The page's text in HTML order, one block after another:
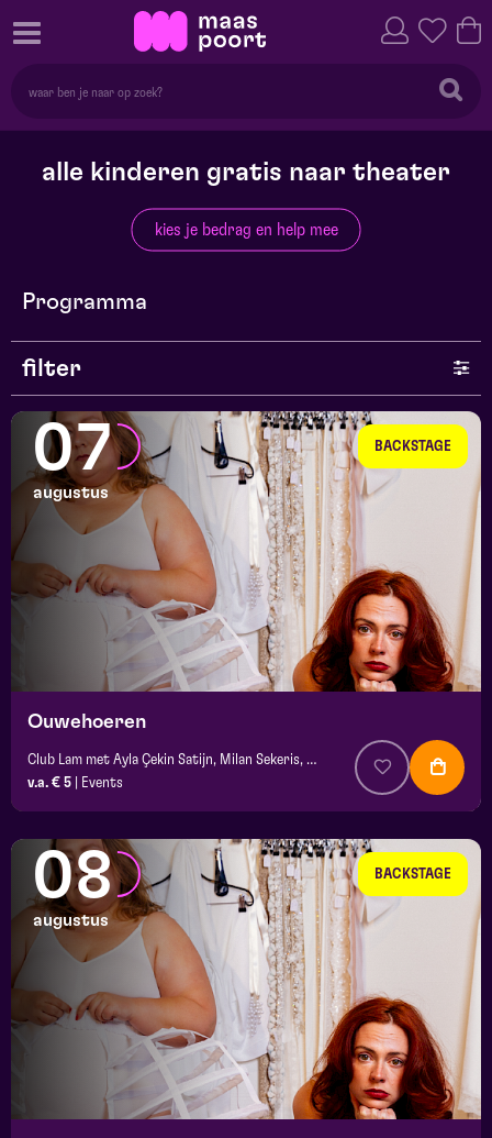
alle kinderen gratis naar theater
kies je bedrag en help mee
Programma
filter
genre
series en selecties
BACKSTAGE
07
augustus
Ouwehoeren
Club Lam met Ayla Çekin Satijn, Milan Sekeris, e.a.
v.a. € 5
Events
BACKSTAGE
08
augustus